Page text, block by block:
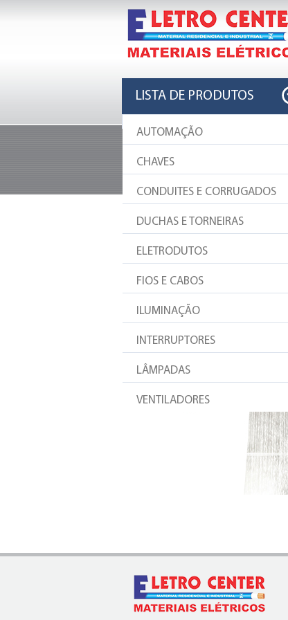
LISTA DE PRODUTOS
AUTOMAÇÃO
CHAVES
CONDUITES E CORRUGADOS
DUCHAS E TORNEIRAS
ELETRODUTOS
FIOS E CABOS
ILUMINAÇÃO
INTERRUPTORES
LÂMPADAS
VENTILADORES
Sempre as melhores e mais
DUCHAS
Simplicidade e eficiência